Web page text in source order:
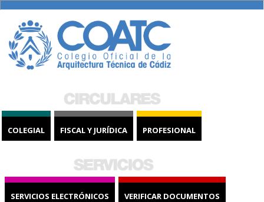
COLEGIAL FISCAL Y JURÍDICA PROFESIONAL
SERVICIOS ELECTRÓNICOS VERIFICAR DOCUMENTOS